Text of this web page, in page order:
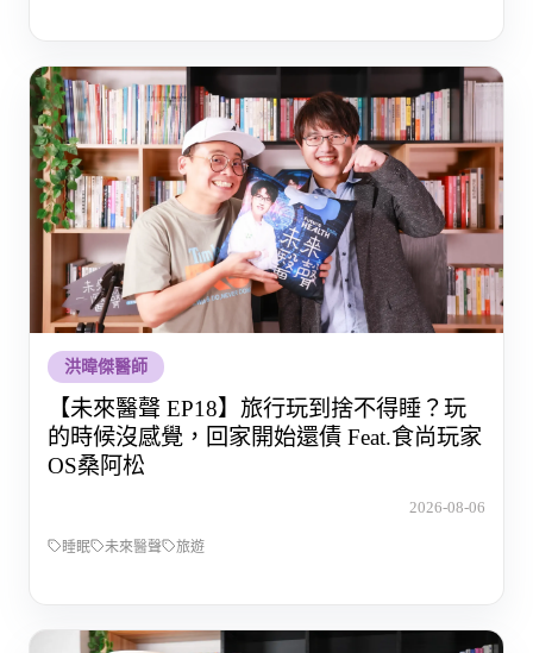
洪暐傑醫師
【未來醫聲 EP18】旅行玩到捨不得睡？玩
的時候沒感覺，回家開始還債 Feat.食尚玩家
OS桑阿松
2026-08-06
睡眠 未來醫聲 旅遊